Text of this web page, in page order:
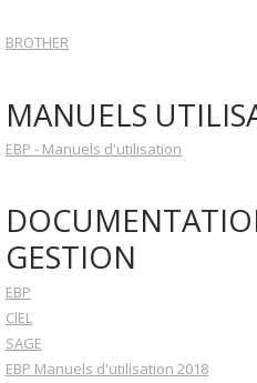
BROTHER
MANUELS
EBP - Manuels d'utilisation
GESTION
EBP
CIEL
SAGE
EBP Manuels d'utilisation 2018